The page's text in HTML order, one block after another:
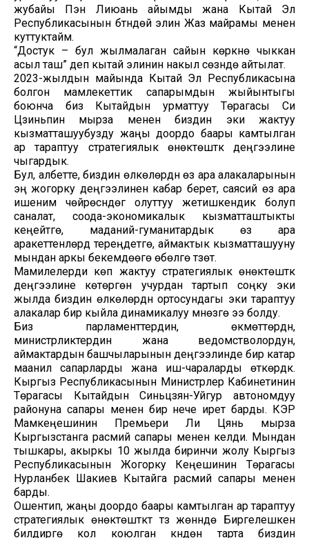
жубайы Пэн Лиюань айымды жана Кытай Эл
Республикасынын бүтүндөй элин Жаз майрамы менен
куттуктайм.
“Достук – бул жылмалаган сайын көркүнө чыккан
асыл таш” деп кытай элинин накыл сөзүндө айтылат.
2023-жылдын майында Кытай Эл Республикасына
болгон мамлекеттик сапарымдын жыйынтыгы
боюнча биз Кытайдын урматтуу Төрагасы Си
Цзиньпин мырза менен биздин эки жактуу
кызматташуубузду жаңы доордо баары камтылган
ар тараптуу стратегиялык өнөктөштүк деңгээлине
чыгардык.
Бул, албетте, биздин өлкөлөрдүн өз ара алакаларынын
эң жогорку деңгээлинен кабар берет, саясий өз ара
ишеним чөйрөсүндөгү олуттуу жетишкендик болуп
саналат, соода-экономикалык кызматташтыкты
кеңейтүүгө, маданий-гуманитардык өз ара
аракеттенүүлөрдү тереңдетүүгө, аймактык кызматташууну
мындан аркы бекемдөөгө өбөлгө түзөт.
Мамилелерди көп жактуу стратегиялык өнөктөштүк
деңгээлине көтөргөн учурдан тартып соңку эки
жылда биздин өлкөлөрдүн ортосундагы эки тараптуу
алакалар бир кыйла динамикалуу мүнөзгө ээ болду.
Биз парламенттердин, өкмөттөрдүн,
министрликтердин жана ведомстволордун,
аймактардын башчыларынын деңгээлинде бир катар
маанилүү сапарларды жана иш-чараларды өткөрдүк.
Кыргыз Республикасынын Министрлер Кабинетинин
Төрагасы Кытайдын Синьцзян-Уйгур автономдуу
районуна сапары менен бир нече ирет барды. КЭР
Мамкеңешинин Премьери Ли Цянь мырза
Кыргызстанга расмий сапары менен келди. Мындан
тышкары, акыркы 10 жылда биринчи жолу Кыргыз
Республикасынын Жогорку Кеңешинин Төрагасы
Нурланбек Шакиев Кытайга расмий сапары менен
барды.
Ошентип, жаңы доордо баары камтылган ар тараптуу
стратегиялык өнөктөштүктү түзүү жөнүндө Биргелешкен
билдирүүгө кол коюлган күндөн тарта биздин